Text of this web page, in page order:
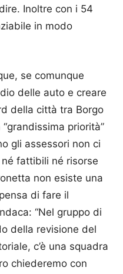
Inoltre con i 54
in modo
se comunque
delle auto e creare
della città tra Borgo
priorità”
gli assessori non ci
fattibili né risorse
non esiste una
di fare il
“Nel gruppo di
della revisione del
c’è una squadra
chiederemo con